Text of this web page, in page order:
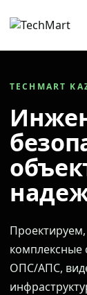
TECHMART
комплексные
ОПС/АПС,